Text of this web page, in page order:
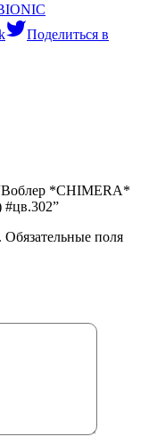
Поделиться в
*CHIMERA*
#цв.302”
Обязательные поля